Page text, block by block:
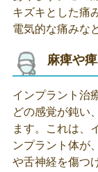
キズキとした痛
電気的な痛みな
麻痺や
インプラント治
どの感覚が鈍い
ます。これは、
ンプラント体が
や舌神経を傷つ